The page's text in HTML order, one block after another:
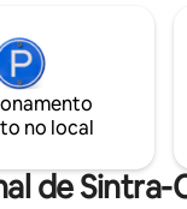
vapor.
Serra
no local
de Sintra-